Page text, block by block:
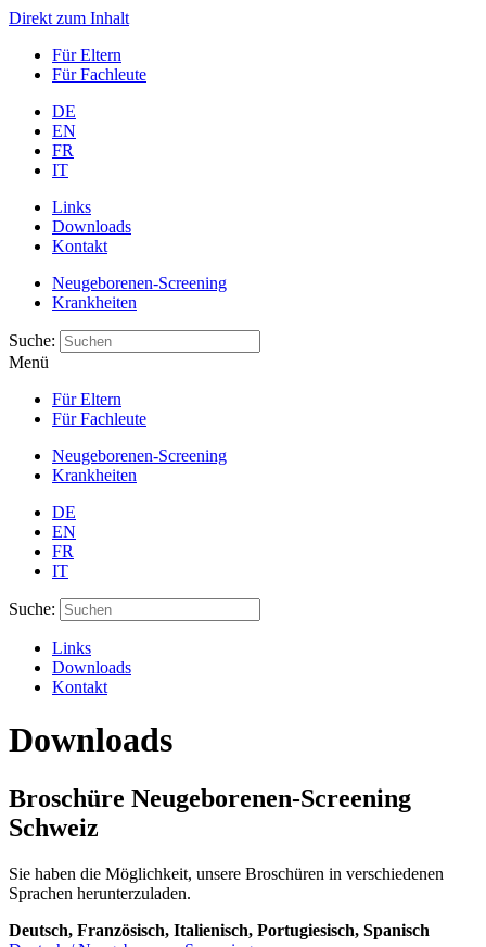
Direkt zum Inhalt
Für Eltern
Für Fachleute
DE
EN
FR
IT
Links
Downloads
Kontakt
Neugeborenen-Screening
Krankheiten
Suche:
Menü
Für Eltern
Für Fachleute
Neugeborenen-Screening
Krankheiten
DE
EN
FR
IT
Suche:
Links
Downloads
Kontakt
Downloads
Broschüre Neugeborenen-Screening
Schweiz
Sie haben die Möglichkeit, unsere Broschüren in verschiedenen
Sprachen herunterzuladen.
Deutsch, Französisch, Italienisch, Portugiesisch, Spanisch